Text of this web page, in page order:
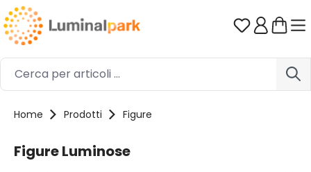
Passa al contenuto principale Hai 0
Home Prodotti Figure
Figure Luminose